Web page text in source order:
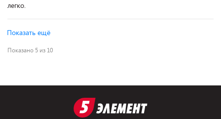
легко.
Показать ещё
Показано 5 из 10